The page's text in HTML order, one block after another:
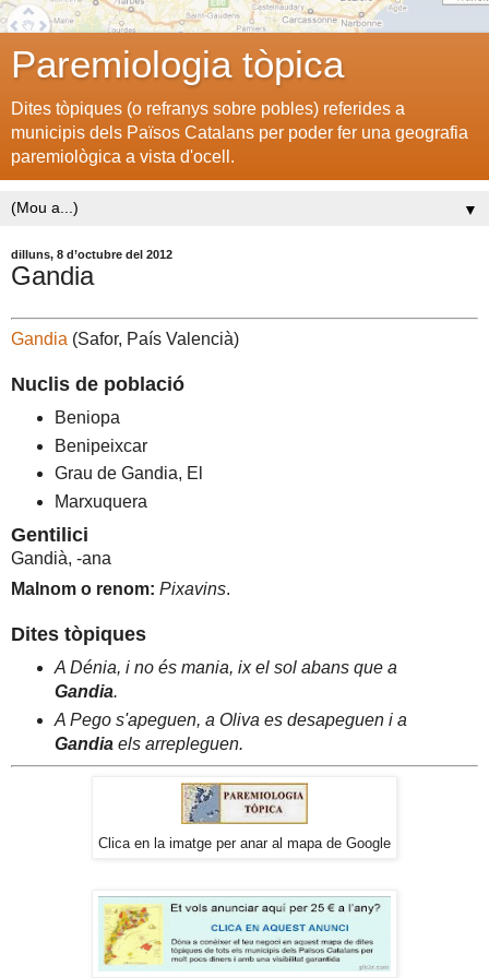
Paremiologia tòpica
Dites tòpiques (o refranys sobre pobles) referides a
municipis dels Països Catalans per poder fer una geografia
paremiològica a vista d'ocell.
▼
dilluns, 8 d’octubre del 2012
Gandia
Gandia (Safor, País Valencià)
Nuclis de població
Beniopa
Benipeixcar
Grau de Gandia, El
Marxuquera
Gentilici
Gandià, -ana
Malnom o renom: Pixavins.
Dites tòpiques
A Dénia, i no és mania, ix el sol abans que a
Gandia.
A Pego s'apeguen, a Oliva es desapeguen i a
Gandiaels arrepleguen.
Clica en la imatge per anar al mapa de Google